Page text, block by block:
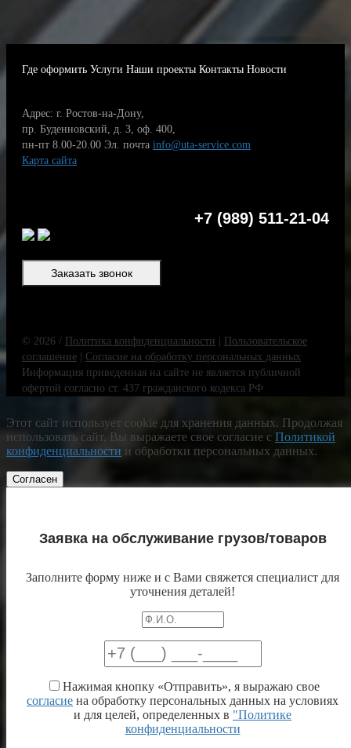
Где оформить Услуги Наши проекты Контакты Новости
Адрес: г. Ростов-на-Дону,
пр. Буденновский, д. 3, оф. 400,
пн-пт 8.00-20.00 Эл. почта info@uta-service.com
Карта сайта
+7 (989) 511-21-04
Заказать звонок
© 2026 / Политика конфиденциальности
Пользовательское
соглашение
Согласие на обработку персональных данных
Информация приведенная на сайте не является публичной
офертой согласно ст. 437 гражданского кодекса РФ
Этот сайт использует cookie для хранения данных. Продолжая
использовать сайт, Вы выражаете свое согласие с Политикой
конфиденциальности и обработки персональных данных.
Согласен
Заявка на обслуживание грузов/товаров
Заполните форму ниже и с Вами свяжется специалист для
уточнения деталей!
Нажимая кнопку «Отправить», я выражаю свое
согласие на обработку персональных данных на условиях
и для целей, определенных в "Политике
конфиденциальности